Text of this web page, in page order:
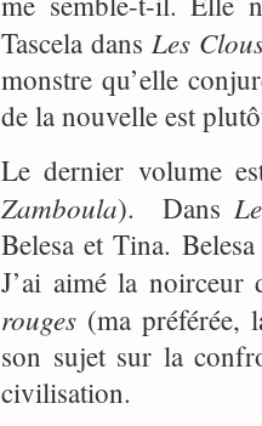
Tascela dans Les
monstre qu’elle
de la nouvelle est
Le dernier volume
Zamboula). Dans
Belesa et Tina.
J’ai aimé la noirceur
rouges (ma préférée,
son sujet sur la
civilisation.